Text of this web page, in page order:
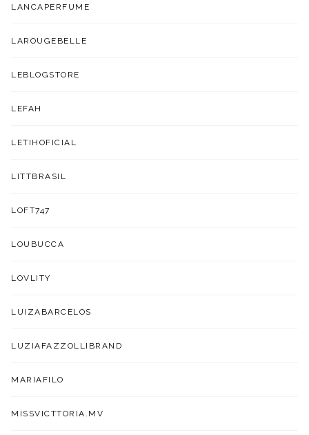
LANCAPERFUME
LAROUGEBELLE
LEBLOGSTORE
LEFAH
LETIHOFICIAL
LITTBRASIL
LOFT747
LOUBUCCA
LOVLITY
LUIZABARCELOS
LUZIAFAZZOLLIBRAND
MARIAFILO
MISSVICTTORIA.MV